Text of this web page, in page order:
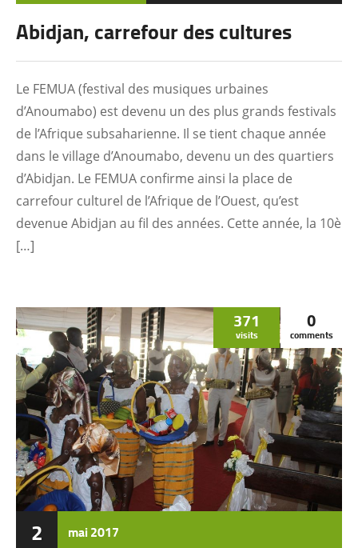
Abidjan, carrefour des cultures
Le FEMUA (festival des musiques urbaines
d’Anoumabo) est devenu un des plus grands festivals
de l’Afrique subsaharienne. Il se tient chaque année
dans le village d’Anoumabo, devenu un des quartiers
d’Abidjan. Le FEMUA confirme ainsi la place de
carrefour culturel de l’Afrique de l’Ouest, qu’est
devenue Abidjan au fil des années. Cette année, la 10è
[…]
2 mai2017
371
visits
0
comments